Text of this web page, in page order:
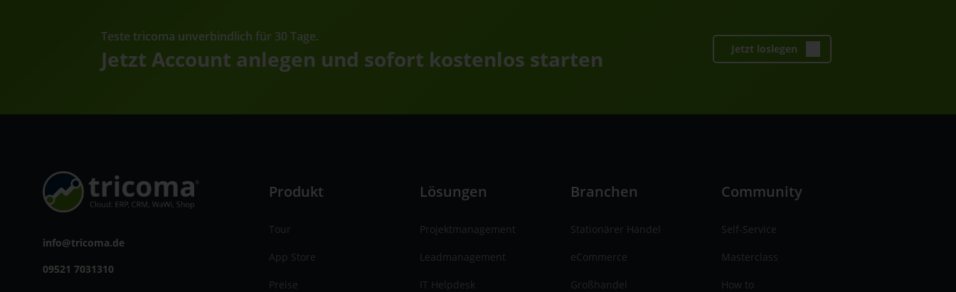
Teste tricoma unverbindlich für 30 Tage.
Jetzt Account anlegen und sofort kostenlos starten Jetzt loslegen
info@tricoma.de
09521 7031310
Produkt
Tour
App Store
Preise
Lösungen
Projektmanagement
Leadmanagement
IT Helpdesk
Branchen
Stationärer Handel
eCommerce
Großhandel
Community
Self-Service
Masterclass
How to